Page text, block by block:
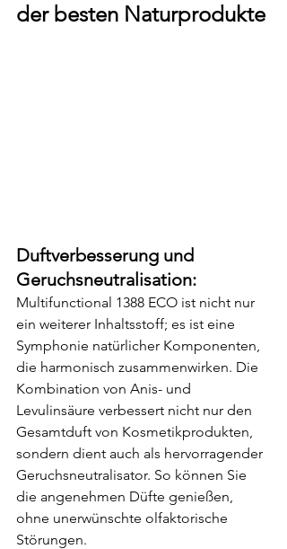
der besten Naturprodukte
Duftverbesserung und
Geruchsneutralisation:
Multifunctional 1388 ECO ist nicht nur
ein weiterer Inhaltsstoff; es ist eine
Symphonie natürlicher Komponenten,
die harmonisch zusammenwirken. Die
Kombination von Anis- und
Levulinsäure verbessert nicht nur den
Gesamtduft von Kosmetikprodukten,
sondern dient auch als hervorragender
Geruchsneutralisator. So können Sie
die angenehmen Düfte genießen,
ohne unerwünschte olfaktorische
Störungen.